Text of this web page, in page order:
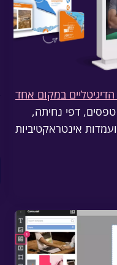
דפי נחיתה,
אינטראקטיביות